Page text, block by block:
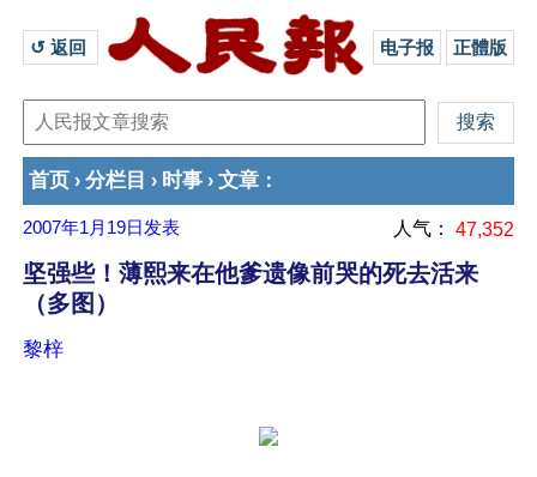
↺ 返回 电子报 正體版
首页 › 分栏目 › 时事 › 文章 ：
2007年1月19日 发表 人气： 47,352
坚强些！薄熙来在他爹遗像前哭的死去活来
（多图）
黎梓